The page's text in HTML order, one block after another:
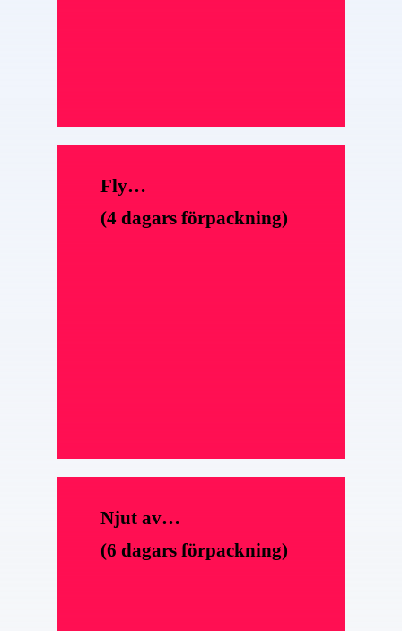
Fly…
(4 dagars förpackning)
Njut av…
(6 dagars förpackning)